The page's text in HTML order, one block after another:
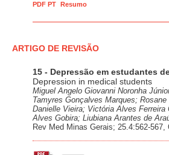
PDF PT Resumo
ARTIGO DE REVISÃO
15 - Depressão em estudantes
Depression in medical students
Miguel Angelo Giovanni Noronha
Tamyres Gonçalves Marques;
Danielle Vieira; Victória Alves Ferreira
Alves Gobira; Liubiana Arantes de
Rev Med Minas Gerais; 25.4:562-567,